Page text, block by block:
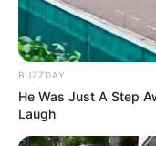
BUZZDAY
He Was Just A Step
Laugh